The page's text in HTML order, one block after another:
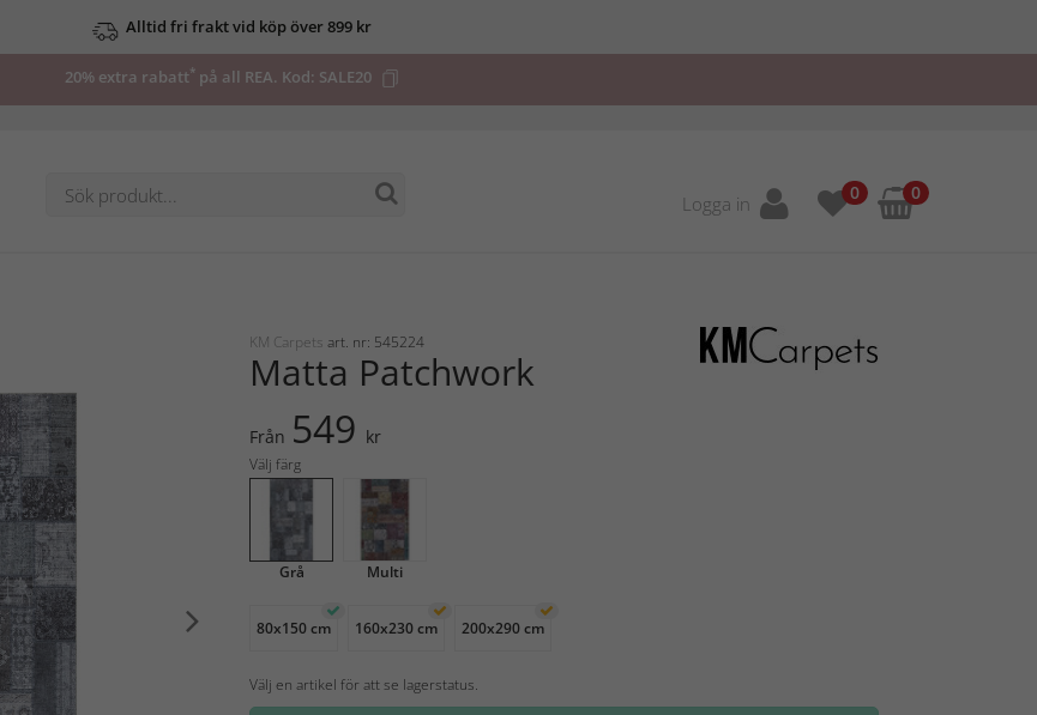
Alltid fri frakt vid köp över 899 kr
20% extra rabatt*på all REA. Kod: SALE20
Logga in 0 0
KM Carpets art. nr: 545224
Matta Patchwork
Från 549 kr
Välj färg
Grå Multi
80x150 cm 160x230 cm 200x290 cm
Välj en artikel för att se lagerstatus.